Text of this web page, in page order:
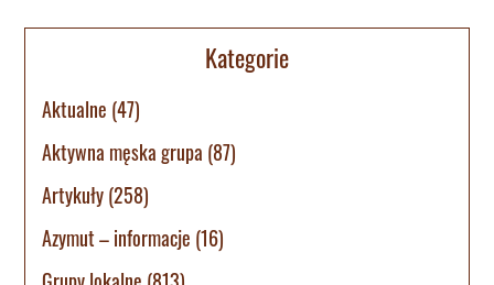
Kategorie
Aktualne (47)
Aktywna męska grupa (87)
Artykuły(258)
Azymut – informacje (16)